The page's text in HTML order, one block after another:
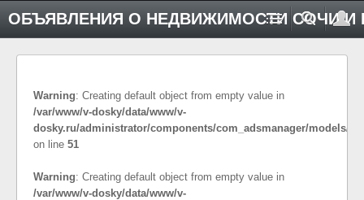
ОБЪЯВЛЕНИЯ О НЕДВИЖИМОСТИ СОЧИ И
Warning: Creating default object from empty value in
/var/www/v-dosky/data/www/v-
dosky.ru/administrator/components/com_adsmanager/models/
on line 51
Warning: Creating default object from empty value in
/var/www/v-dosky/data/www/v-